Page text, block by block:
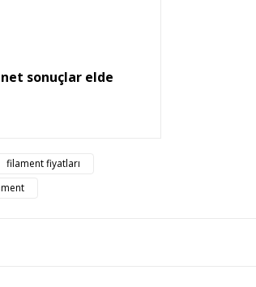
sonuçlar elde
öneri formunu kullanarak
filament fiyatları